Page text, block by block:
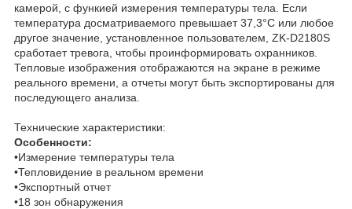
камерой, с функией измерения температуры тела. Если
температура досматриваемого превышает 37,3°C или любое
другое значение, установленное пользователем, ZK-D2180S
сработает тревога, чтобы проинформировать охранников.
Тепловые изображения отображаются на экране в режиме
реального времени, а отчеты могут быть экспортированы для
последующего анализа.
Технические характеристики:
Особенности:
•Измерение температуры тела
•Тепловидение в реальном времени
•Экспортный отчет
•18 зон обнаружения